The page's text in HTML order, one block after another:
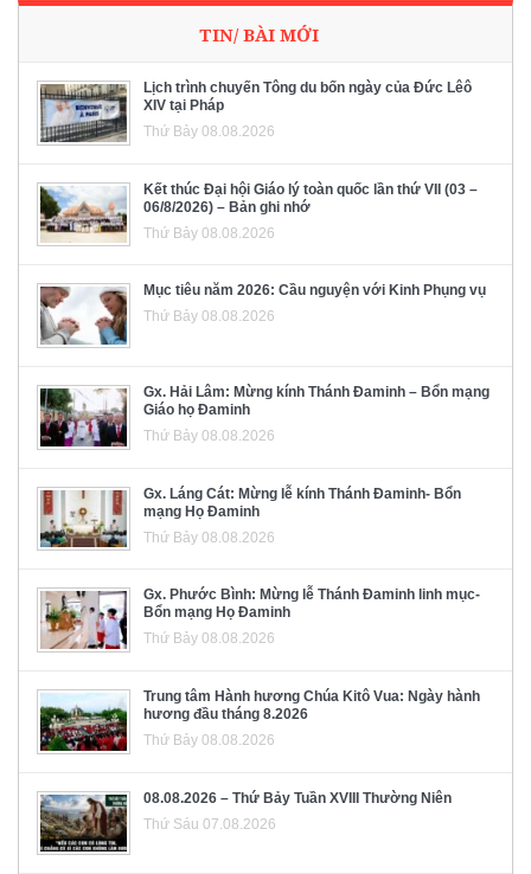
TIN/ BÀI MỚI
Lịch trình chuyến Tông du bốn ngày của Đức Lêô
XIV tại Pháp
Thứ Bảy 08.08.2026
Kết thúc Đại hội Giáo lý toàn quốc lần thứ VII (03 –
06/8/2026) – Bản ghi nhớ
Thứ Bảy 08.08.2026
Mục tiêu năm 2026: Cầu nguyện với Kinh Phụng vụ
Thứ Bảy 08.08.2026
Gx. Hải Lâm: Mừng kính Thánh Đaminh – Bổn mạng
Giáo họ Đaminh
Thứ Bảy 08.08.2026
Gx. Láng Cát: Mừng lễ kính Thánh Đaminh- Bổn
mạng Họ Đaminh
Thứ Bảy 08.08.2026
Gx. Phước Bình: Mừng lễ Thánh Đaminh linh mục-
Bổn mạng Họ Đaminh
Thứ Bảy 08.08.2026
Trung tâm Hành hương Chúa Kitô Vua: Ngày hành
hương đầu tháng 8.2026
Thứ Bảy 08.08.2026
08.08.2026 – Thứ Bảy Tuần XVIII Thường Niên
Thứ Sáu 07.08.2026